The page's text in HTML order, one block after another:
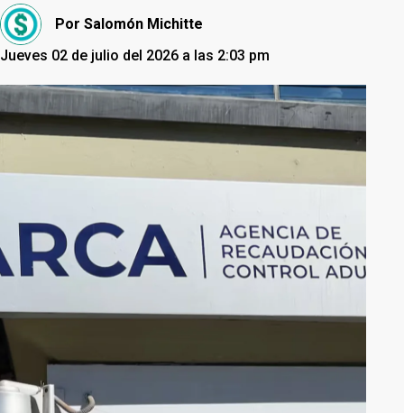
Por Salomón Michitte
Jueves 02 de julio del 2026 a las 2:03 pm